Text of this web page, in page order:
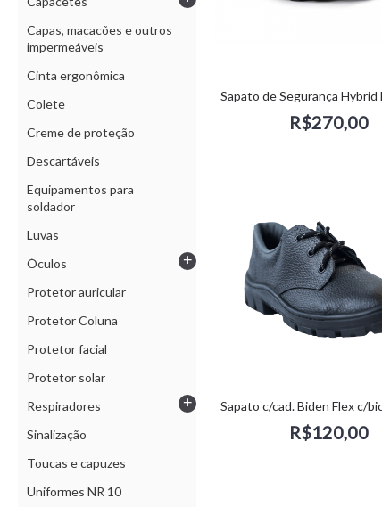
Capas, macacões e outros
impermeáveis
Cinta ergonômica
Colete
Creme de proteção
Descartáveis
Equipamentos para
soldador
Luvas
Óculos
+
Protetor auricular
Protetor Coluna
Protetor facial
Protetor solar
Respiradores
+
Sinalização
Toucas e capuzes
Uniformes NR 10
R$270,00
R$120,00